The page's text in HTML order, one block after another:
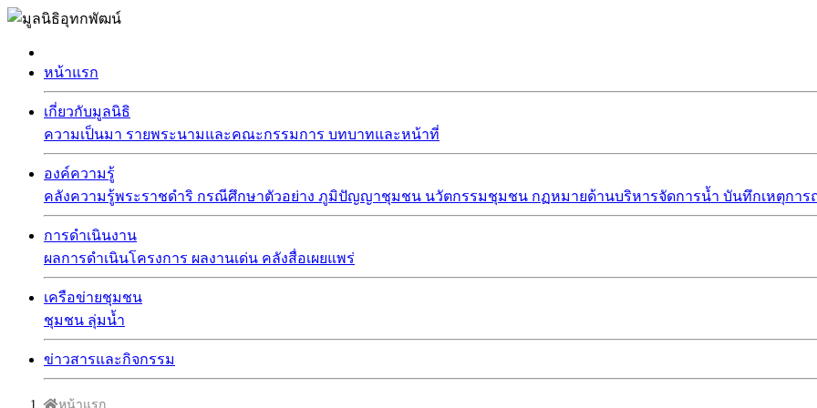
หน้าแรก
เกี่ยวกับมูลนิธิ
ความเป็นมา รายพระนามและคณะกรรมการ บทบาทและหน้าที่
องค์ความรู้
คลังความรู้พระราชดำริ กรณีศึกษาตัวอย่าง ภูมิปัญญาชุมชน นวัตกรรมชุมชน กฏหมายด้านบริหารจัดการน้ำ บันทึกเหตุกา
การดำเนินงาน
ผลการดำเนินโครงการ ผลงานเด่น คลังสื่อเผยแพร่
เครือข่ายชุมชน
ชุมชน ลุ่มน้ำ
ข่าวสารและกิจกรรม
หน้าแรก